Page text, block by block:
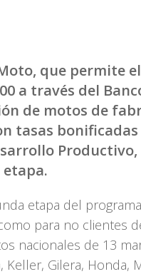
que permite
a través del
de motos de
tasas
Productivo,
etapa del
para no clientes
nacionales de 13
Keller, Gilera, Honda,